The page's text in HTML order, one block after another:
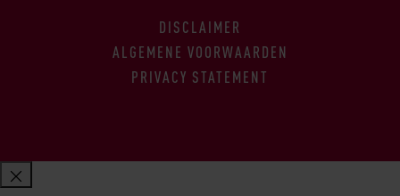
DISCLAIMER
ALGEMENE VOORWAARDEN
PRIVACY STATEMENT